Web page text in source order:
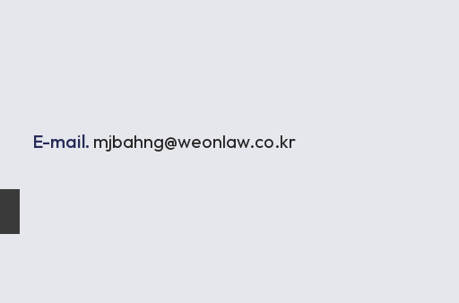
E-mail. mjbahng@weonlaw.co.kr